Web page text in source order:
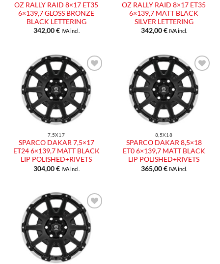
OZ RALLY RAID 8×17 ET35
6×139,7 GLOSS BRONZE
BLACK LETTERING
342,00€ IVA incl.
OZ RALLY RAID 8×17 ET35
6×139,7 MATT BLACK
SILVER LETTERING
342,00€ IVA incl.
Aggiungi
alla lista
dei
desideri
7,5X17
SPARCO DAKAR 7,5×17
ET24 6×139,7 MATT BLACK
LIP POLISHED+RIVETS
304,00€ IVA incl.
Aggiungi
alla lista
dei
desideri
8,5X18
SPARCO DAKAR 8,5×18
ET0 6×139,7 MATT BLACK
LIP POLISHED+RIVETS
365,00€ IVA incl.
Aggiungi
alla lista
dei
desideri